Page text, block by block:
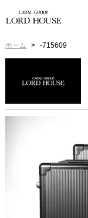
ホーム -715609